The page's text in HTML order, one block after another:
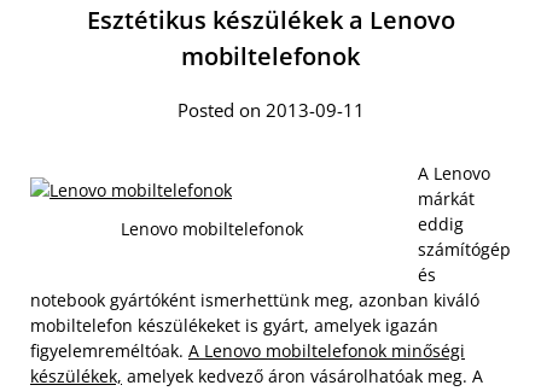
Esztétikus készülékek a Lenovo
mobiltelefonok
Posted on 2013-09-11
Lenovo mobiltelefonok
A Lenovo
márkát
eddig
számítógép
és
notebook gyártóként ismerhettünk meg, azonban kiváló
mobiltelefon készülékeket is gyárt, amelyek igazán
figyelemreméltóak. A Lenovo mobiltelefonok minőségi
készülékek, amelyek kedvező áron vásárolhatóak meg. A